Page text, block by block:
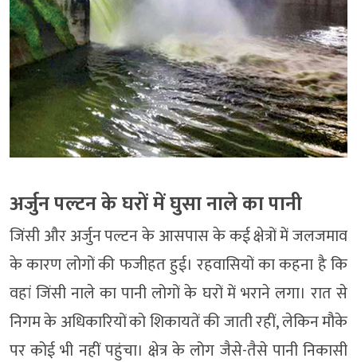
अर्जुन पल्टन के घरों में घुसा नाले का पानी
जिंसी और अर्जुन पल्टन के आसपास के कई क्षेत्रों में जलजमाव
के कारण लोगों की फजीहत हुई। रहवासियों का कहना है कि
वहां जिंसी नाले का पानी लोगों के घरों में भराने लगा। रात से
निगम के अधिकारियों को शिकायतें की जाती रहीं, लेकिन मौके
पर कोई भी नहीं पहुंचा। क्षेत्र के लोग जैसे-तैसे पानी निकासी